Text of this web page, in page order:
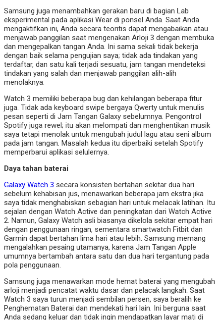
Samsung juga menambahkan gerakan baru di bagian Lab
eksperimental pada aplikasi Wear di ponsel Anda. Saat Anda
mengaktifkan ini, Anda secara teoritis dapat mengabaikan atau
menjawab panggilan saat mengenakan Arloji 3 dengan membuka
dan mengepalkan tangan Anda. Ini sama sekali tidak bekerja
dengan baik selama pengujian saya; tidak ada tindakan yang
terdaftar, dan satu kali terjadi sesuatu, jam tangan mendeteksi
tindakan yang salah dan menjawab panggilan alih-alih
menolaknya.
Watch 3 memiliki beberapa bug dan kehilangan beberapa fitur
juga. Tidak ada keyboard swipe bergaya Qwerty untuk menulis
pesan seperti di Jam Tangan Galaxy sebelumnya. Pengontrol
Spotify juga rewel; itu akan melompati dan menghentikan musik
saya tetapi menolak untuk mengubah judul lagu atau seni album
pada jam tangan. Masalah kedua itu diperbaiki setelah Spotify
memperbarui aplikasi selulernya.
Daya tahan baterai
Galaxy Watch 3 secara konsisten bertahan sekitar dua hari
sebelum kehabisan jus, menawarkan beberapa jam ekstra jika
saya tidak menghabiskan sebagian hari untuk melacak latihan. Itu
sejalan dengan Watch Active dan peningkatan dari Watch Active
2. Namun, Galaxy Watch asli biasanya dikelola sekitar empat hari
dengan penggunaan ringan, sementara smartwatch Fitbit dan
Garmin dapat bertahan lima hari atau lebih. Samsung memang
mengalahkan pesaing utamanya, karena Jam Tangan Apple
umumnya bertambah antara satu dan dua hari tergantung pada
pola penggunaan.
Samsung juga menawarkan mode hemat baterai yang mengubah
arloji menjadi pencatat waktu dasar dan pelacak langkah. Saat
Watch 3 saya turun menjadi sembilan persen, saya beralih ke
Penghematan Baterai dan mendekati hari lain. Ini berguna saat
Anda sedang keluar dan tidak ingin mendapatkan layar mati di